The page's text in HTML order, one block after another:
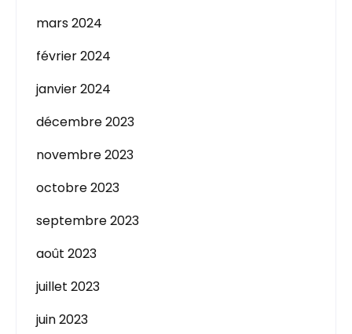
mars 2024
février 2024
janvier 2024
décembre 2023
novembre 2023
octobre 2023
septembre 2023
août 2023
juillet 2023
juin 2023